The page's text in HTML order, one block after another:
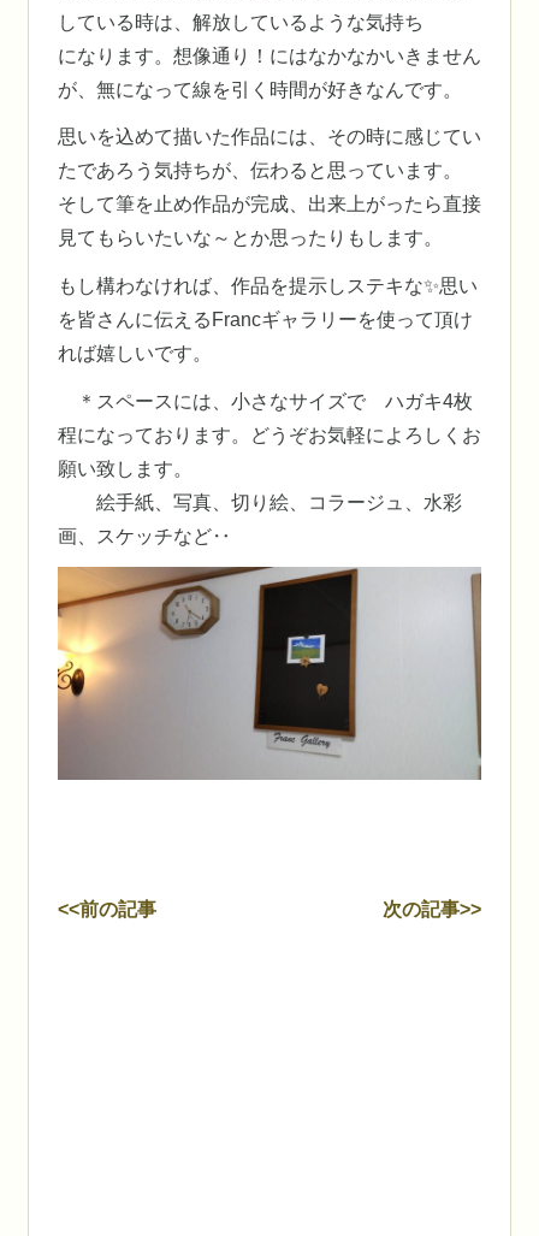
している時は、解放しているような気持ち
になります。想像通り！にはなかなかいきません
が、無になって線を引く時間が好きなんです。
思いを込めて描いた作品には、その時に感じてい
たであろう気持ちが、伝わると思っています。
そして筆を止め作品が完成、出来上がったら直接
見てもらいたいな～とか思ったりもします。
もし構わなければ、作品を提示しステキな✨思い
を皆さんに伝えるFrancギャラリーを使って頂け
れば嬉しいです。
＊スペースには、小さなサイズで ハガキ4枚
程になっております。どうぞお気軽によろしくお
願い致します。
絵手紙、写真、切り絵、コラージュ、水彩
画、スケッチなど‥
<<前の記事 次の記事>>